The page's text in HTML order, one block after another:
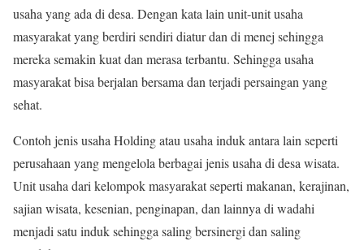
usaha yang ada di desa. Dengan kata lain unit-unit usaha
masyarakat yang berdiri sendiri diatur dan di menej sehingga
mereka semakin kuat dan merasa terbantu. Sehingga usaha
masyarakat bisa berjalan bersama dan terjadi persaingan yang
sehat.
Contoh jenis usaha Holding atau usaha induk antara lain seperti
perusahaan yang mengelola berbagai jenis usaha di desa wisata.
Unit usaha dari kelompok masyarakat seperti makanan, kerajinan,
sajian wisata, kesenian, penginapan, dan lainnya di wadahi
menjadi satu induk sehingga saling bersinergi dan saling